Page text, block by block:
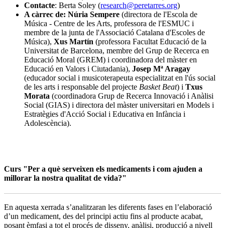
Contacte: Berta Soley (research@peretarres.org)
A càrrec de: Núria Sempere (directora de l'Escola de
Música - Centre de les Arts, professora de l'ESMUC i
membre de la junta de l'Associació Catalana d'Escoles de
Música), Xus Martín (professora Facultat Educació de la
Universitat de Barcelona, membre del Grup de Recerca en
Educació Moral (GREM) i coordinadora del màster en
Educació en Valors i Ciutadania), Josep Mª Aragay
(educador social i musicoterapeuta especialitzat en l'ús social
de les arts i responsable del projecte Basket Beat) i Txus
Morata (coordinadora Grup de Recerca Innovació i Anàlisi
Social (GIAS) i directora del màster universitari en Models i
Estratègies d'Acció Social i Educativa en Infància i
Adolescència).
Curs "Per a què serveixen els medicaments i com ajuden a
millorar la nostra qualitat de vida?"
En aquesta xerrada s’analitzaran les diferents fases en l’elaboració
d’un medicament, des del principi actiu fins al producte acabat,
posant èmfasi a tot el procés de disseny, anàlisi, producció a nivell